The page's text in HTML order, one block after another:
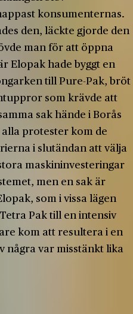
konsumenternas.
den, läckte gjorde den
man för att öppna
Elopak hade byggt en
till Pure-Pak, bröt
som krävde att
sak hände i Borås
protester kom de
i slutändan att välja
maskininvesteringar
men en sak är
som i vissa lägen
Pak till en intensiv
kom att resultera i en
några var misstänkt lika